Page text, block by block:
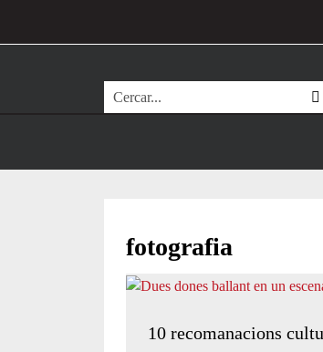
Cerca
fotografia
10 recomanacions